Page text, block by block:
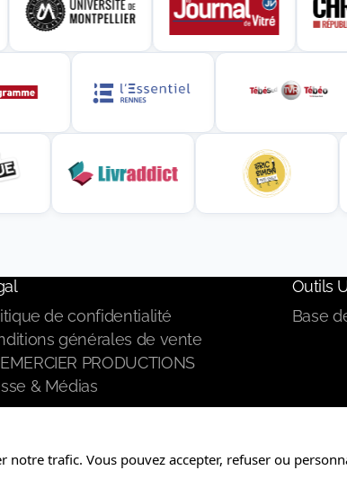
de confidentialité
générales de vente
PRODUCTIONS
& Médias
Outils
Base
trafic. Vous pouvez accepter, refuser ou